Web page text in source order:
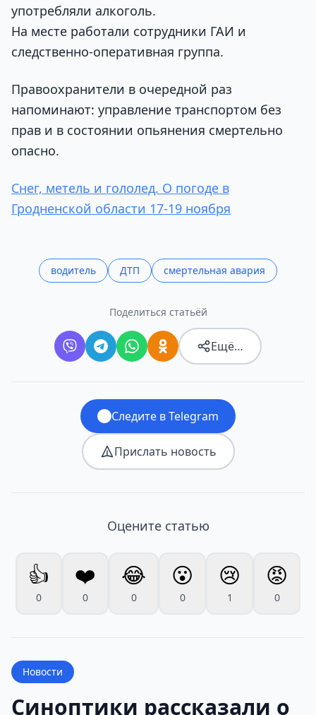
употребляли алкоголь.
На месте работали сотрудники ГАИ и
следственно-оперативная группа.
Правоохранители в очередной раз
напоминают: управление транспортом без
прав и в состоянии опьянения смертельно
опасно.
Снег, метель и гололед. О погоде в
Гродненской области 17-19 ноября
водитель ДТП смертельная авария
Поделиться статьёй
Ещё…
Следите в Telegram
Прислать новость
Оцените статью
👍
0
❤️
0
😂
0
😮
0
😢
1
😡
0
Новости
Синоптики рассказали о